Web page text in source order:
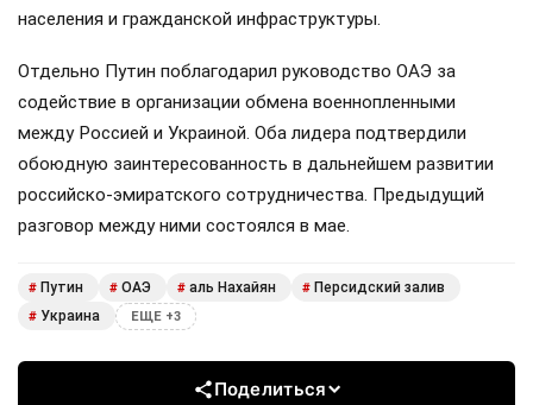
населения и гражданской инфраструктуры.
Отдельно Путин поблагодарил руководство ОАЭ за
содействие в организации обмена военнопленными
между Россией и Украиной. Оба лидера подтвердили
обоюдную заинтересованность в дальнейшем развитии
российско-эмиратского сотрудничества. Предыдущий
разговор между ними состоялся в мае.
# Путин # ОАЭ # аль Нахайян # Персидский залив
# Украина ЕЩЕ +3
Поделиться